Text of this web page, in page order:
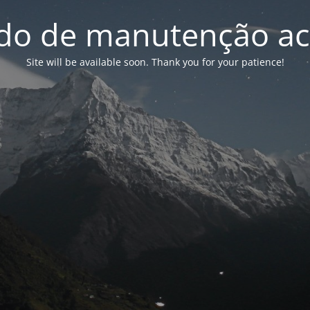
de manutenção
Site will be available soon. Thank you for your patience!